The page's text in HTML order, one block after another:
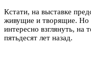
Кстати, на выставке
живущие и творящие. Но
интересно взглянуть, на
пятьдесят лет назад.